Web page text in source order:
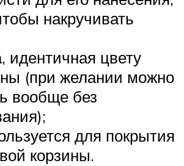
накручивать
идентичная цвету
(при желании можно
вообще без
для покрытия
корзины.